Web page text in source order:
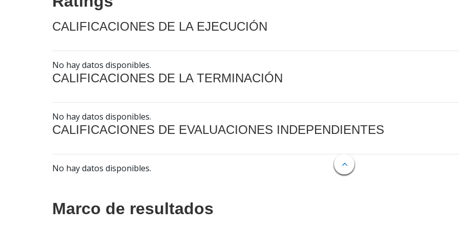
CALIFICACIONES DE LA EJECUCIÓN
No hay datos disponibles.
CALIFICACIONES DE LA TERMINACIÓN
No hay datos disponibles.
CALIFICACIONES DE EVALUACIONES INDEPENDIENTES
No hay datos disponibles.
Marco de resultados